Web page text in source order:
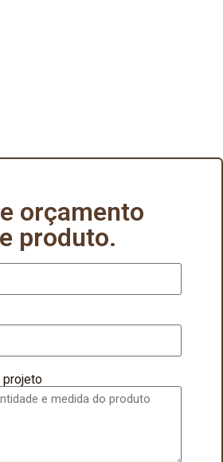
orçamento
produto.
projeto